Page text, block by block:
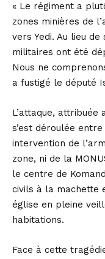
« Le régiment a
zones minières de
vers Yedi. Au lieu
militaires ont été
Nous ne
a fustigé le député
L’attaque, attribuée
s’est déroulée
intervention de
zone, ni de la
le centre de
civils à la machette
église en pleine
habitations.
Face à cette